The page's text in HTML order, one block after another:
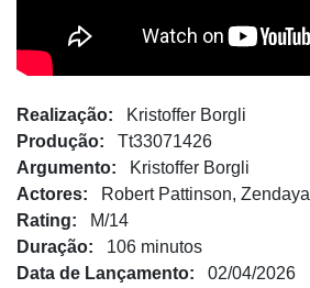
Realização:
Kristoffer Borgli
Produção:
Tt33071426
Argumento:
Kristoffer Borgli
Actores:
Robert Pattinson, Zendaya
Rating:
M/14
Duração:
106 minutos
Data de Lançamento:
02/04/2026